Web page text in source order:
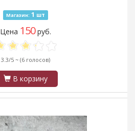
Магазин: 1 шт
Цена 150руб.
3.3/5 ~ (6 голосов)
В корзину